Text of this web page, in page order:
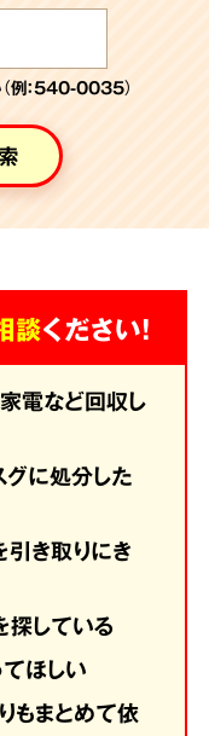
例：540-0035）
談ください！
電など回収し
に処分した
き取りにき
している
ほしい
もまとめて依